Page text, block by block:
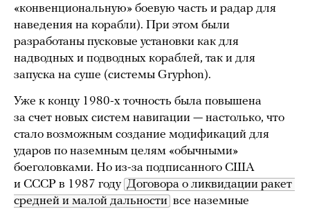
«конвенциональную» боевую часть и радар для
наведения на корабли). При этом были
разработаны пусковые установки как для
надводных и подводных кораблей, так и для
запуска на суше (системы Gryphon).
Уже к концу 1980-х точность была повышена
за счет новых систем навигации — настолько, что
стало возможным создание модификаций для
ударов по наземным целям «обычными»
боеголовками. Но из-за подписанного США
и СССР в 1987 году Договора о ликвидации ракет
средней и малой дальности все наземные